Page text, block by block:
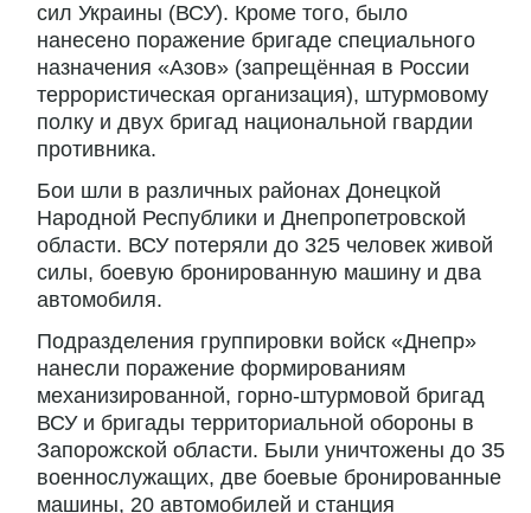
сил Украины (ВСУ). Кроме того, было
нанесено поражение бригаде специального
назначения «Азов» (запрещённая в России
террористическая организация), штурмовому
полку и двух бригад национальной гвардии
противника.
Бои шли в различных районах Донецкой
Народной Республики и Днепропетровской
области. ВСУ потеряли до 325 человек живой
силы, боевую бронированную машину и два
автомобиля.
Подразделения группировки войск «Днепр»
нанесли поражение формированиям
механизированной, горно-штурмовой бригад
ВСУ и бригады территориальной обороны в
Запорожской области. Были уничтожены до 35
военнослужащих, две боевые бронированные
машины, 20 автомобилей и станция